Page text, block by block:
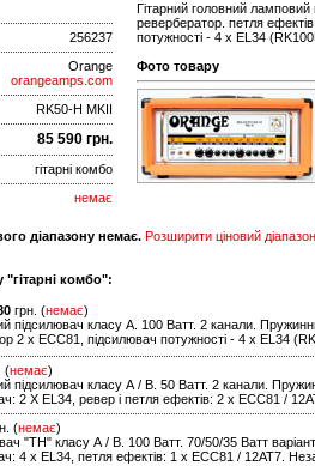
256237
Orange
orangeamps.com
RK50-H MKII
85 590 грн.
гітарні комбо
немає
Гітарний головний
ревербератор. петля
потужності - 4 x EL34
Фото товару
діапазону немає. Розширити ціновий
"гітарні комбо":
грн. (немає)
підсилювач класу А. 100 Ватт. 2 канали.
2 x ECC81, підсилювач потужності - 4 x EL34
(немає)
підсилювач класу А / B. 50 Ватт. 2 канали.
2 X EL34, ревер і петля ефектів: 2 x ECC81 /
(немає)
"TH" класу А / B. 100 Ватт. 70/50/35 Ватт
4 x EL34, петля ефектів: 1 x ECC81 / 12AT7.